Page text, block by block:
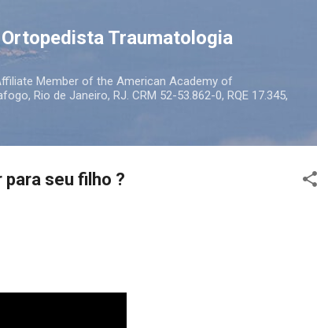
principal
Traumatologia
Member of the American Academy of
Rio de Janeiro, RJ. CRM 52-53.862-0, RQE 17.345,
seu filho ?